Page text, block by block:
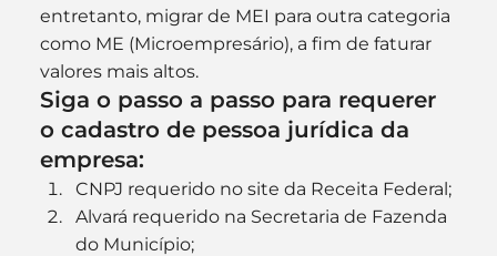
entretanto, migrar de MEI para outra categoria
como ME (Microempresário), a fim de faturar
valores mais altos.
Siga o passo a passo para requerer
o cadastro de pessoa jurídica da
empresa:
CNPJ requerido no site da Receita Federal;
Alvará requerido na Secretaria de Fazenda
do Município;